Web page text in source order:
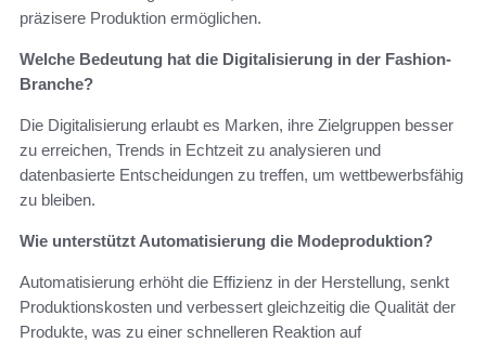
präzisere Produktion ermöglichen.
Welche Bedeutung hat die Digitalisierung in der Fashion-
Branche?
Die Digitalisierung erlaubt es Marken, ihre Zielgruppen besser
zu erreichen, Trends in Echtzeit zu analysieren und
datenbasierte Entscheidungen zu treffen, um wettbewerbsfähig
zu bleiben.
Wie unterstützt Automatisierung die Modeproduktion?
Automatisierung erhöht die Effizienz in der Herstellung, senkt
Produktionskosten und verbessert gleichzeitig die Qualität der
Produkte, was zu einer schnelleren Reaktion auf